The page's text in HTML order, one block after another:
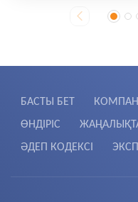
БАСТЫ БЕТ
ӨНДІРІС
ӘДЕП КОДЕКСІ